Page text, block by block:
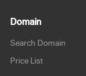
Domain
Search Domain
Price List